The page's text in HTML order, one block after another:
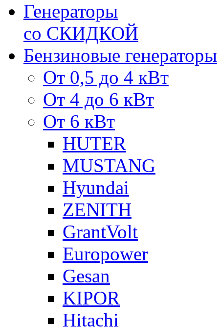
Генераторы
со СКИДКОЙ
Бензиновые генераторы
От 0,5 до 4 кВт
От 4 до 6 кВт
От 6 кВт
HUTER
MUSTANG
Hyundai
ZENITH
GrantVolt
Europower
Gesan
KIPOR
Hitachi